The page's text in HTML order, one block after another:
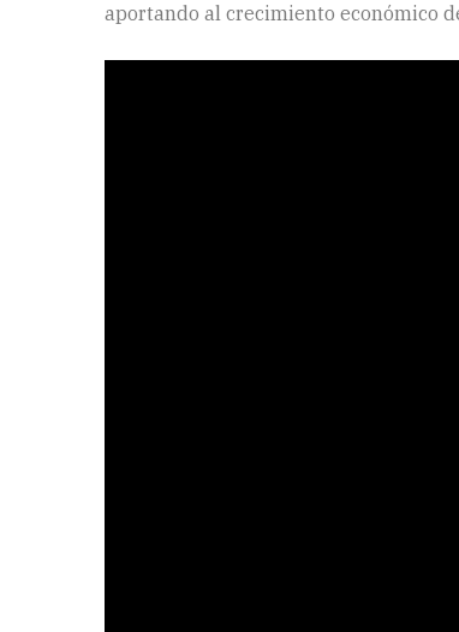
aportando al crecimiento económico